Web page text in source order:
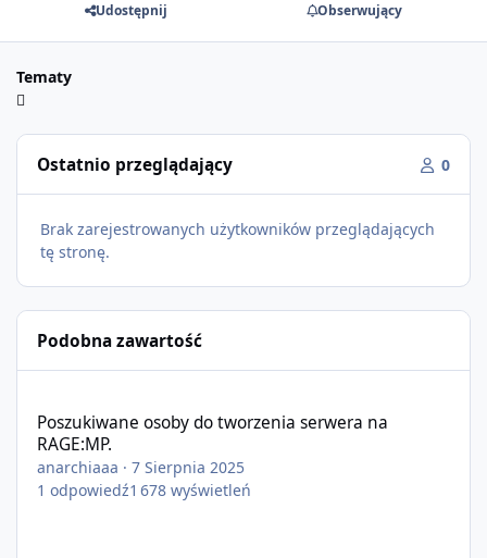
Udostępnij Obserwujący
Tematy
Ostatnio przeglądający 0
Brak zarejestrowanych użytkowników przeglądających
tę stronę.
Podobna zawartość
Poszukiwane osoby do tworzenia serwera na
RAGE:MP.
anarchiaaa ·7 Sierpnia 2025
1 odpowiedź1 678 wyświetleń